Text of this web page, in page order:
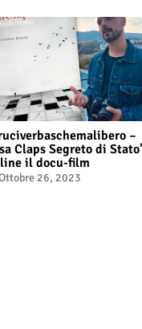
–
Claps Segreto di
il docu-film
26, 2023